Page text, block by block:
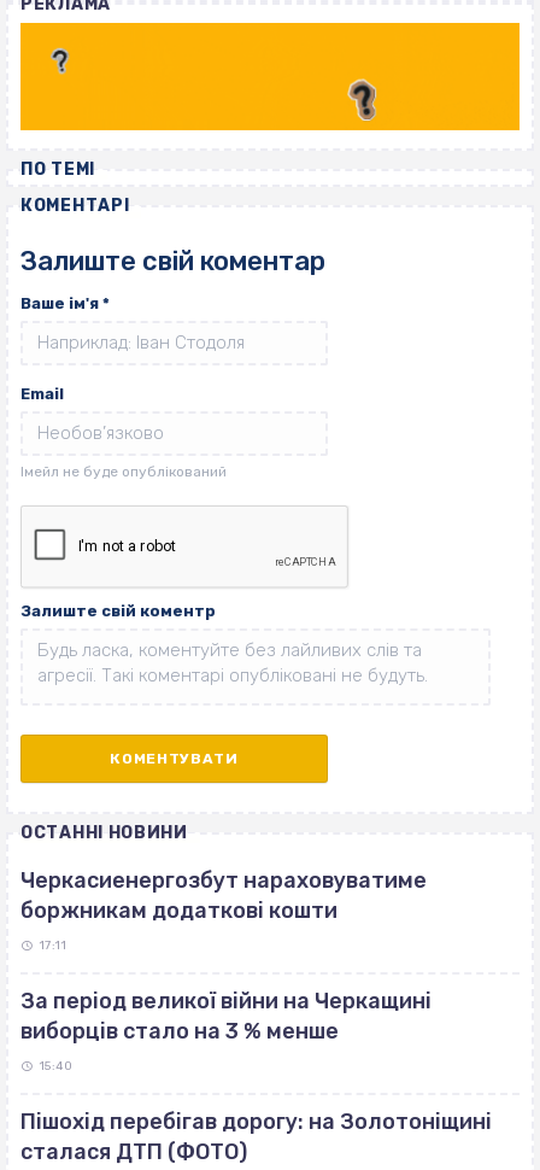
РЕКЛАМА
ПО ТЕМІ
КОМЕНТАРІ
Залиште свій коментар
Ваше ім'я *
Email
Залиште свій коментр
ОСТАННІ НОВИНИ
Черкасиенергозбут нараховуватиме
боржникам додаткові кошти
17:11
За період великої війни на Черкащині
виборців стало на 3 % менше
15:40
Пішохід перебігав дорогу: на Золотоніщині
сталася ДТП (ФОТО)